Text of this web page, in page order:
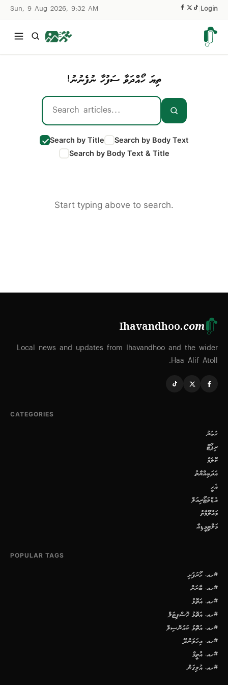
Sun, 9 Aug 2026, 9:32 AM Login
ތިޔަ ހޯއްދަވާ ސަފުހާ ނުފެނުނު!
Search by Title
Search by Body Text
Search by Body Text & Title
Start typing above to search.
Ihavandhoo.com
Local news and updates from Ihavandhoo and the wider
Haa Alif Atoll.
CATEGORIES
ޚަބަރު
ރިޕޯޓް
ކޮލަމް
އަދަބިއްޔާތު
އެހީ
އެޑްވަޓޯރިއަލް
މައުލޫމާތު
މަލްޓިމީޑިއާ
POPULAR TAGS
#ހއ. ހޯރަފުށި
#ހއ. ބާރަށް
#ހއ. އަތޮޅު
#ހއ. އަތޮޅު ހޮސްޕިޓަލް
#ހއ. އަތޮޅު ކައުންސިލް
#ހއ. އިހަވަންދޫ
#ހއ. އުތީމް
#ހއ. އުލިގަން